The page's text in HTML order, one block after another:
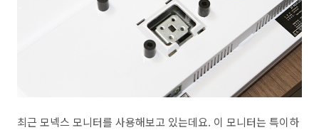
최근 모넥스 모니터를 사용해보고 있는데요. 이 모니터는 특이하